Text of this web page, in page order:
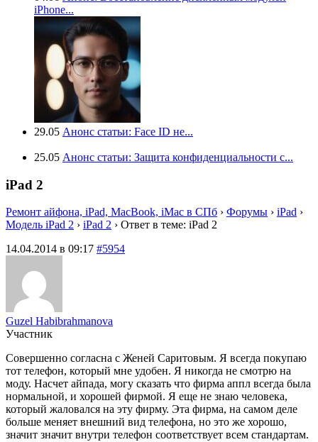
iPhone...
29.05 Анонс статьи: Face ID не...
25.05 Анонс статьи: Защита конфиденциальности с...
iPad 2
Ремонт айфона, iPad, MacBook, iMac в СПб › Форумы › iPad ›
Модель iPad 2 › iPad 2 › Ответ в теме: iPad 2
14.04.2014 в 09:17 #5954
Guzel Habibrahmanova
Участник
Совершенно согласна с Женей Саритовым. Я всегда покупаю
тот телефон, который мне удобен. Я никогда не смотрю на
моду. Насчет айпада, могу сказать что фирма аппл всегда была
нормальной, и хорошей фирмой. Я еще не знаю человека,
который жаловался на эту фирму. Эта фирма, на самом деле
больше меняет внешний вид телефона, но это же хорошо,
значит значит внутри телефон соответствует всем стандартам.